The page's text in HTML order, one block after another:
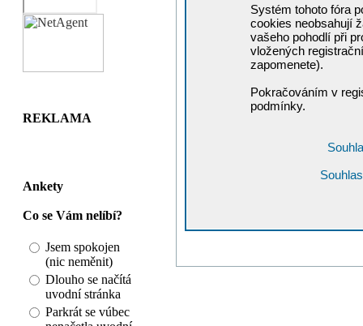
REKLAMA
Ankety
Co se Vám nelíbí?
Jsem spokojen
(nic neměnit)
Dlouho se načítá
uvodní stránka
Parkrát se vúbec
Systém tohoto fóra
cookies neobsahují
vašeho pohodlí při
vložených
zapomenete).
Pokračováním v
podmínky.